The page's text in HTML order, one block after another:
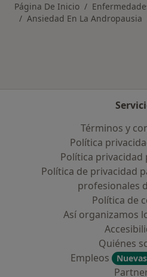
Página De Inicio
Ansiedad En La Andropausia
Términos y
Política
Política privacidad
Política de privacidad
profesionales
Política de
Así organizamos
Quiénes
Empleos